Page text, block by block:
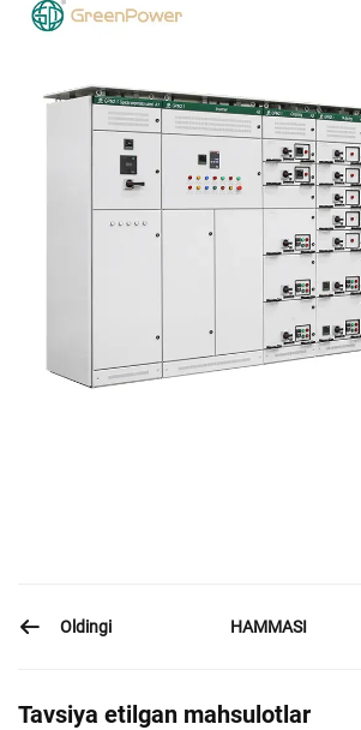
Oldingi HAMMASI
Tavsiya etilgan mahsulotlar